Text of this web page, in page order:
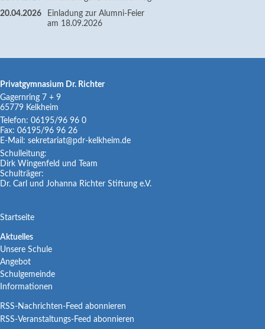
20.04.2026
Einladung zur Alumni-Feier
am 18.09.2026
Privatgymnasium Dr. Richter
Gagernring 7 + 9
65779 Kelkheim
Telefon: 06195/96 96 0
Fax: 06195/96 96 26
E-Mail: sekretariat@pdr-kelkheim.de
Schulleitung:
Dirk Wingenfeld und Team
Schulträger:
Dr. Carl und Johanna Richter Stiftung e.V.
Navigation
Startseite
Navigation
überspringen
Aktuelles
Unsere Schule
Angebot
Schulgemeinde
Informationen
RSS-Nachrichten-Feed abonnieren
RSS-Veranstaltungs-Feed abonnieren